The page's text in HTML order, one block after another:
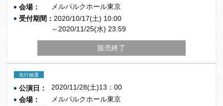
会場：
メルパルクホール東京
受付期間： 2020/10/17(土) 10:00
～2020/11/25(水) 23:59
販売終了
先行抽選
公演日：
2020/11/28(土)13：00
会場：
メルパルクホール東京